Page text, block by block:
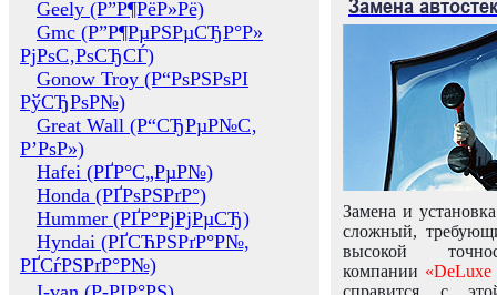
Geely (Р”Р¶РёР»Рё)
Gmc (Р”Р¶РµРЅРµСЂР°Р»
РјРѕС‚РѕСЂСЃ)
Gonow Troy (Р“РѕРЅРѕРІ
РўСЂРѕР№)
Great Wall (Р“СЂРµР№С‚
Р’РѕР»)
Hafei (РҐР°С„РµР№)
Honda (РҐРѕРЅРґР°)
Hummer (РҐР°РјРјРµСЂ)
Hyndai (РҐСЋРЅРґР°Р№,
РҐСѓРЅРґР°Р№)
Замена
Замена и
сложный,
высокой
компании «DeLuxe
справится с